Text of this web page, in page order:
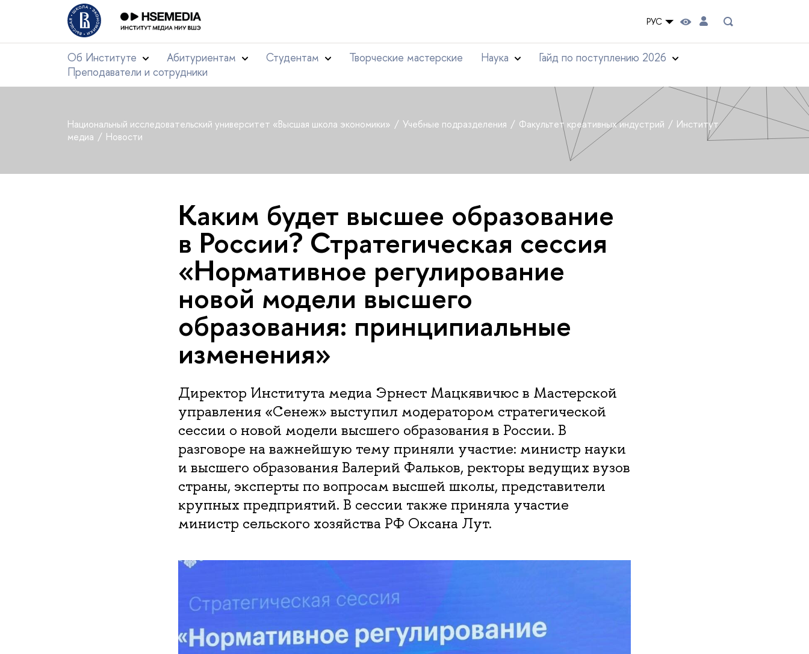
РУС
Об Институте Абитуриентам Студентам Творческие мастерские Наука
Гайд по поступлению 2026
Преподаватели и сотрудники
Национальный исследовательский университет «Высшая школа экономики» Учебные подразделения Факультет креативных индустрий
Институт
медиа
Новости
Каким будет высшее образование
в России? Стратегическая сессия
«Нормативное регулирование
новой модели высшего
образования: принципиальные
изменения»
Директор Института медиа Эрнест Мацкявичюс в Мастерской
управления «Сенеж» выступил модератором стратегической
сессии о новой модели высшего образования в России. В
разговоре на важнейшую тему приняли участие: министр науки
и высшего образования Валерий Фальков, ректоры ведущих вузов
страны, эксперты по вопросам высшей школы, представители
крупных предприятий. В сессии также приняла участие
министр сельского хозяйства РФ Оксана Лут.